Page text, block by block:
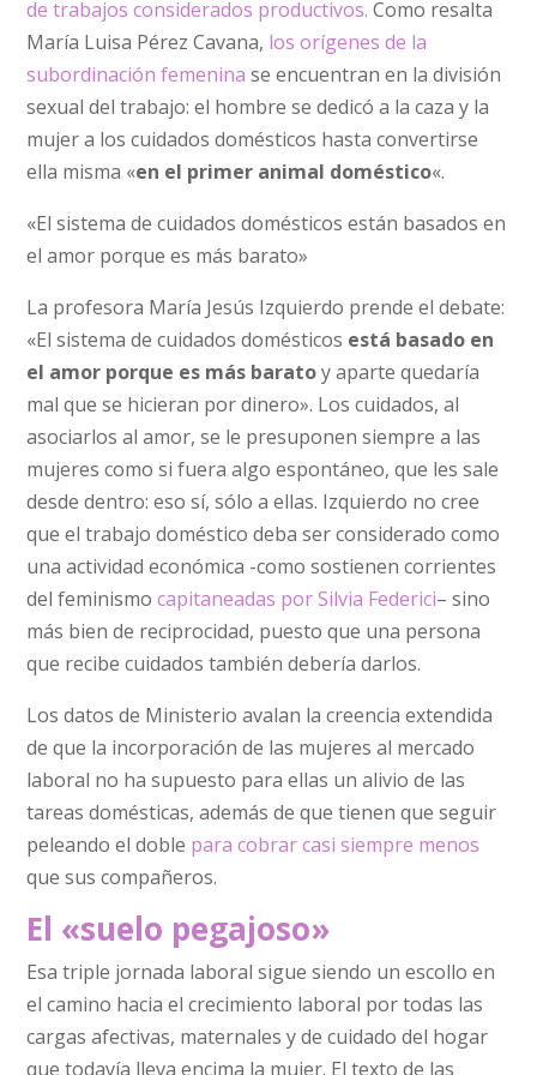
de trabajos considerados productivos. Como resalta
María Luisa Pérez Cavana, los orígenes de la
subordinación femeninase encuentran en la división
sexual del trabajo: el hombre se dedicó a la caza y la
mujer a los cuidados domésticos hasta convertirse
ella misma «en el primer animal doméstico«.
«El sistema de cuidados domésticos están basados en
el amor porque es más barato»
La profesora María Jesús Izquierdo prende el debate:
«El sistema de cuidados domésticos está basado en
el amor porque es más baratoy aparte quedaría
mal que se hicieran por dinero». Los cuidados, al
asociarlos al amor, se le presuponen siempre a las
mujeres como si fuera algo espontáneo, que les sale
desde dentro: eso sí, sólo a ellas. Izquierdo no cree
que el trabajo doméstico deba ser considerado como
una actividad económica -como sostienen corrientes
del feminismocapitaneadas por Silvia Federici– sino
más bien de reciprocidad, puesto que una persona
que recibe cuidados también debería darlos.
Los datos de Ministerio avalan la creencia extendida
de que la incorporación de las mujeres al mercado
laboral no ha supuesto para ellas un alivio de las
tareas domésticas, además de que tienen que seguir
peleando el doble para cobrar casi siempre menos
que sus compañeros.
El «suelo pegajoso»
Esa triple jornada laboral sigue siendo un escollo en
el camino hacia el crecimiento laboral por todas las
cargas afectivas, maternales y de cuidado del hogar
que todavía lleva encima la mujer. El texto de las